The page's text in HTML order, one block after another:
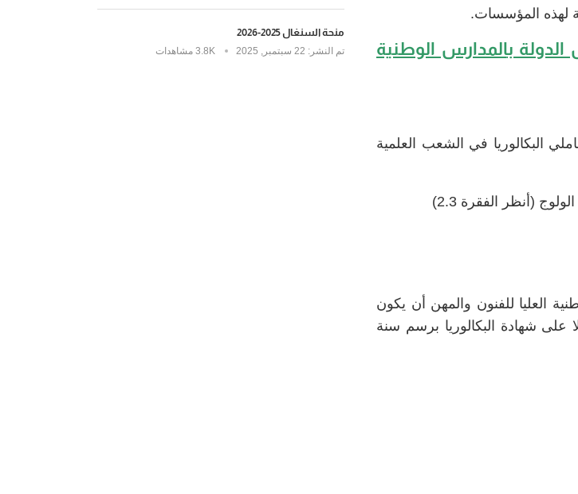
بالمدارس الوطنية
البكالوريا في الشعب العلمية
(أنظر الفقرة 2.3)
العليا للفنون والمهن أن يكون
من سلك البكالوريا لسنة 2025-2026، أو حاصلا على شهادة البكالوريا برسم سنة
منحة السنغال 2025-2026
تم النشر: 3.8K مشاهدات